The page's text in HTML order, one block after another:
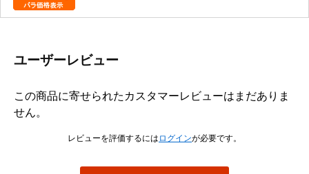
ユーザーレビュー
この商品に寄せられたカスタマーレビューはまだありま
せん。
レビューを評価するには ログインが必要です。